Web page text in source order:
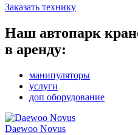
Заказать технику
Наш автопарк
в аренду:
манипуляторы
услуги
доп оборудование
Daewoo Novus